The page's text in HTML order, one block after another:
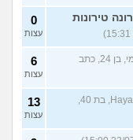
טירונות
0
עצות
(אנונימי, בן 24, כתב
6
עצות
(Hayatov, בת 40,
13
עצות